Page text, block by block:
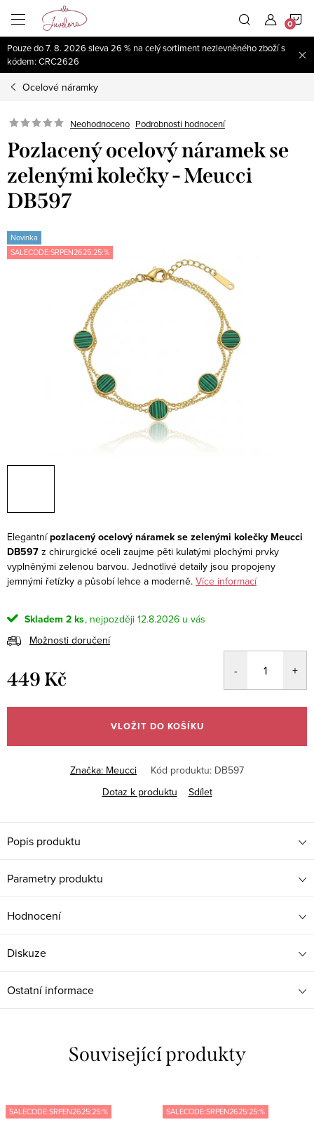
obsah
Pouze do 7. 8. 2026 sleva 26 % na celý sortiment nezlevněného zboží s
kódem: CRC2626
Ocelové náramky
Neohodnoceno Podrobnosti hodnocení
Pozlacený ocelový náramek se
zelenými kolečky - Meucci
DB597
Novinka
SALECODE:SRPEN2625:25:%
Elegantnípozlacený ocelový náramek se zelenými kolečky Meucci
DB597 z chirurgické oceli zaujme pěti kulatými plochými prvky
vyplněnými zelenou barvou. Jednotlivé detaily jsou propojeny
jemnými řetízky a působí lehce a moderně. Více informací
Skladem 2 ks
12.8.2026
Možnosti doručení
449 Kč
cena:
VLOŽIT DO KOŠÍKU
Značka: Meucci Kód produktu: DB597
Dotaz k produktu
Sdílet
Popis produktu
Parametry produktu
Hodnocení
Diskuze
Ostatní informace
Související produkty
SALECODE:SRPEN2625:25:% SALECODE:SRPEN2625:25:%